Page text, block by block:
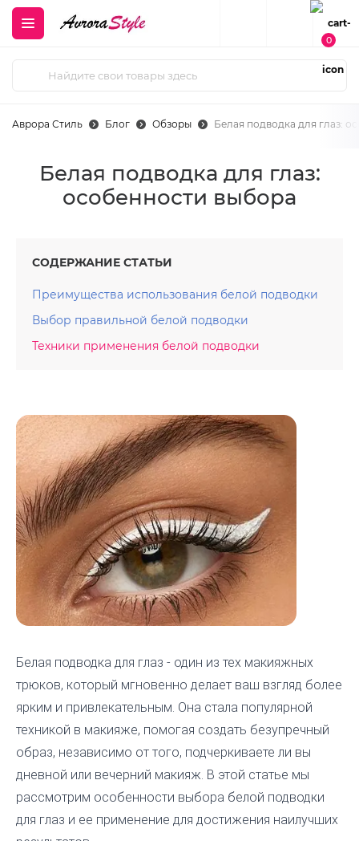
0
Аврора Стиль Блог Обзоры Белая подводка для глаз:
Белая подводка для глаз:
особенности выбора
СОДЕРЖАНИЕ СТАТЬИ
Преимущества использования белой подводки
Выбор правильной белой подводки
Техники применения белой подводки
Белая подводка для глаз - один из тех макияжных
трюков, который мгновенно делает ваш взгляд более
ярким и привлекательным. Она стала популярной
техникой в макияже, помогая создать безупречный
образ, независимо от того, подчеркиваете ли вы
дневной или вечерний макияж. В этой статье мы
рассмотрим особенности выбора белой подводки
для глаз и ее применение для достижения наилучших